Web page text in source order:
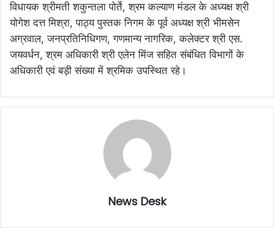
विधायक श्रीमती शकुन्तला पोर्ते, श्रम कल्याण मंडल के अध्यक्ष श्री
योगेश दत्त मिश्रा, पाठ्य पुस्तक निगम के पूर्व अध्यक्ष श्री भीमसेन
अग्रवाल, जनप्रतिनिधिगण, गणमान्य नागरिक, कलेक्टर श्री एस.
जयवर्धन, श्रम अधिकारी श्री एलेन मिंज सहित संबंधित विभागों के
अधिकारी एवं बड़ी संख्या में श्रमिक उपस्थित रहे।
News Desk